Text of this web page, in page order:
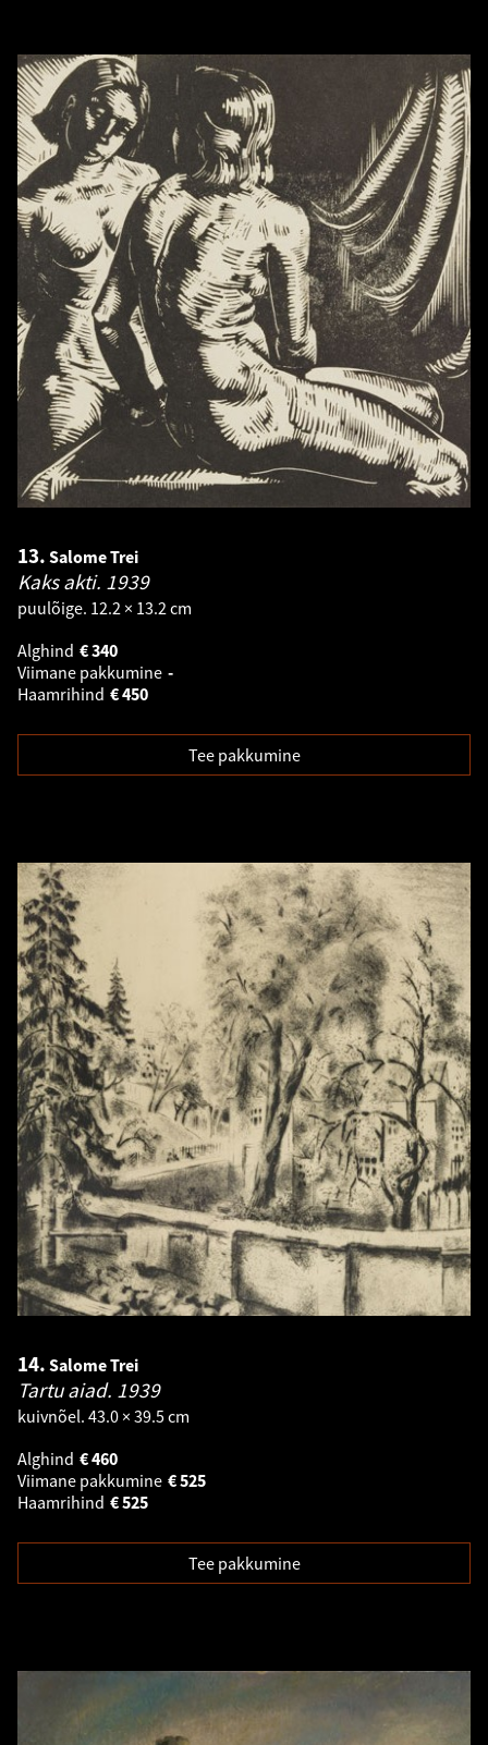
13. Salome Trei
Kaks akti. 1939
puulõige. 12.2 × 13.2 cm
Alghind
340
€
Viimane pakkumine -
Haamrihind
450
€
Tee pakkumine
14. Salome Trei
Tartu aiad. 1939
kuivnõel. 43.0 × 39.5 cm
Alghind
460
€
Viimane pakkumine
525
€
Haamrihind
525
€
Tee pakkumine